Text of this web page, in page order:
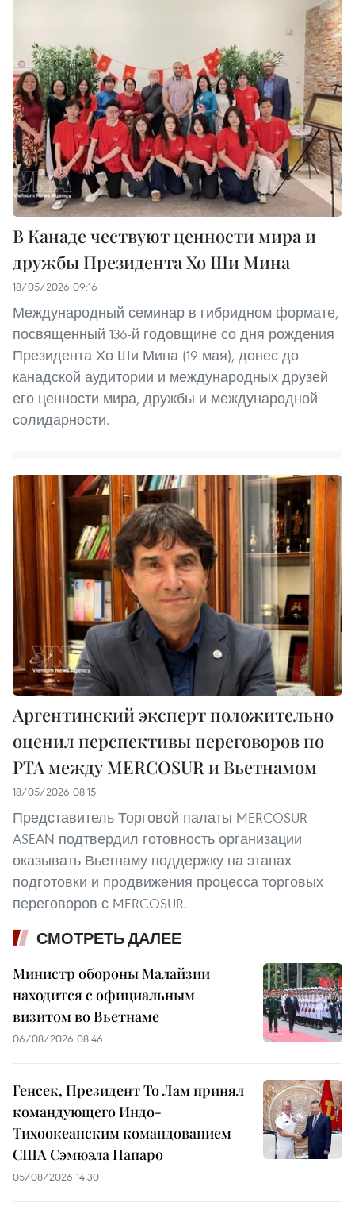
В Канаде чествуют ценности мира и
дружбы Президента Хо Ши Мина
18/05/2026 09:16
Международный семинар в гибридном формате,
посвященный 136-й годовщине со дня рождения
Президента Хо Ши Мина (19 мая), донес до
канадской аудитории и международных друзей
его ценности мира, дружбы и международной
солидарности.
Аргентинский эксперт положительно
оценил перспективы переговоров по
PTA между MERCOSUR и Вьетнамом
18/05/2026 08:15
Представитель Торговой палаты MERCOSUR–
ASEAN подтвердил готовность организации
оказывать Вьетнаму поддержку на этапах
подготовки и продвижения процесса торговых
переговоров с MERCOSUR.
СМОТРЕТЬ ДАЛЕЕ
Министр обороны Малайзии
находится с официальным
визитом во Вьетнаме
06/08/2026 08:46
Генсек, Президент То Лам принял
командующего Индо-
Тихоокеанским командованием
США Сэмюэла Папаро
05/08/2026 14:30